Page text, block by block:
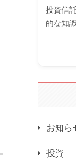
投資信
的な知
お知ら
投資